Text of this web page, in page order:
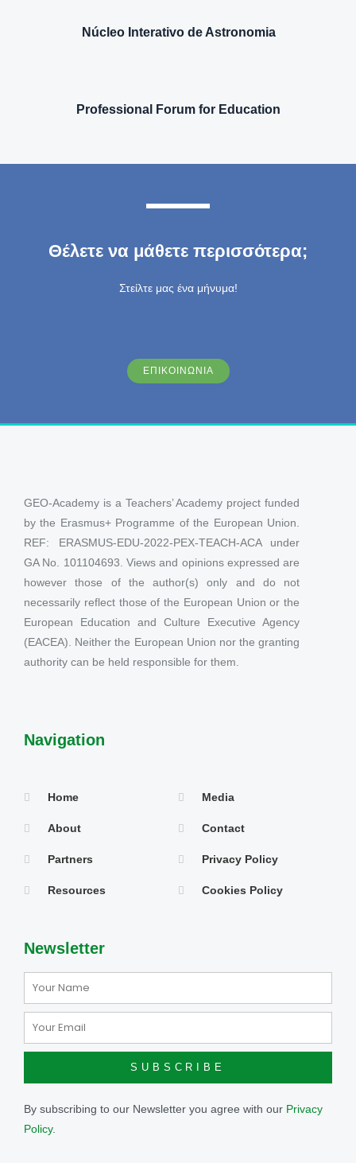
Núcleo Interativo de Astronomia
Professional Forum for Education
Θέλετε να μάθετε περισσότερα;
Στείλτε μας ένα μήνυμα!
ΕΠΙΚΟΙΝΩΝΙΑ
GEO-Academy is a Teachers’ Academy project funded
by the Erasmus+ Programme of the European Union.
REF: ERASMUS-EDU-2022-PEX-TEACH-ACA under
GA No. 101104693. Views and opinions expressed are
however those of the author(s) only and do not
necessarily reflect those of the European Union or the
European Education and Culture Executive Agency
(EACEA). Neither the European Union nor the granting
authority can be held responsible for them.
Navigation
Home
About
Partners
Resources
Media
Contact
Privacy Policy
Cookies Policy
Newsletter
SUBSCRIBE
By subscribing to our Newsletter you agree with our Privacy
Policy.